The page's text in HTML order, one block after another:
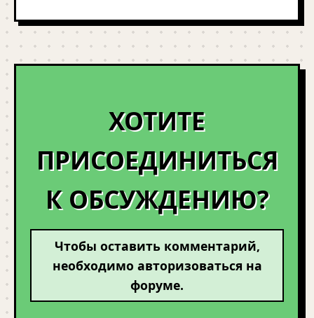
ХОТИТЕ
ПРИСОЕДИНИТЬСЯ
К ОБСУЖДЕНИЮ?
Чтобы оставить комментарий,
необходимо авторизоваться на
форуме.